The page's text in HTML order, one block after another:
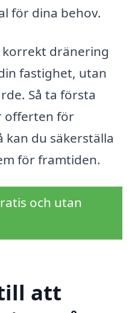
för dina behov.
dränering
fastighet, utan
Så ta första
offerten för
kan du säkerställa
för framtiden.
och utan
att